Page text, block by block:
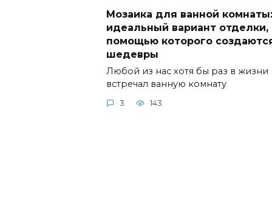
Мозаика для ванной комнаты:
идеальный вариант отделки,
помощью которого
шедевры
Любой из нас хотя бы раз в жизни
встречал ванную комнату
3 143